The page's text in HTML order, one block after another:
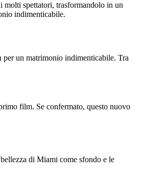
molti spettatori, trasformandolo in un
indimenticabile.
per un matrimonio indimenticabile. Tra
film. Se confermato, questo nuovo
di Miami come sfondo e le